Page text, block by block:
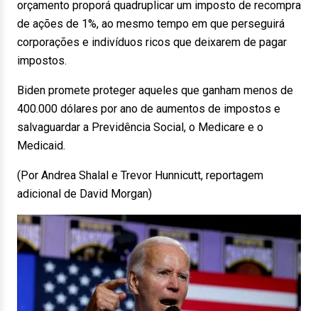
orçamento proporá quadruplicar um imposto de recompra
de ações de 1%, ao mesmo tempo em que perseguirá
corporações e indivíduos ricos que deixarem de pagar
impostos.
Biden promete proteger aqueles que ganham menos de
400.000 dólares por ano de aumentos de impostos e
salvaguardar a Previdência Social, o Medicare e o
Medicaid.
(Por Andrea Shalal e Trevor Hunnicutt, reportagem
adicional de David Morgan)